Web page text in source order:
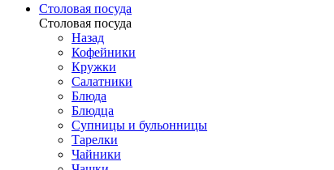
Столовая посуда
Столовая посуда
Назад
Кофейники
Кружки
Салатники
Блюда
Блюдца
Супницы и бульонницы
Тарелки
Чайники